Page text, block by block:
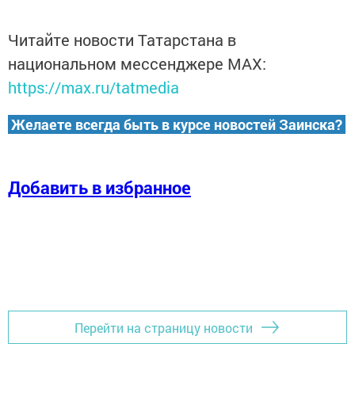
Читайте новости Татарстана в
национальном мессенджере MАХ:
https://max.ru/tatmedia
Желаете всегда быть в курсе новостей Заинска?
Добавить в избранное
Перейти на страницу новости